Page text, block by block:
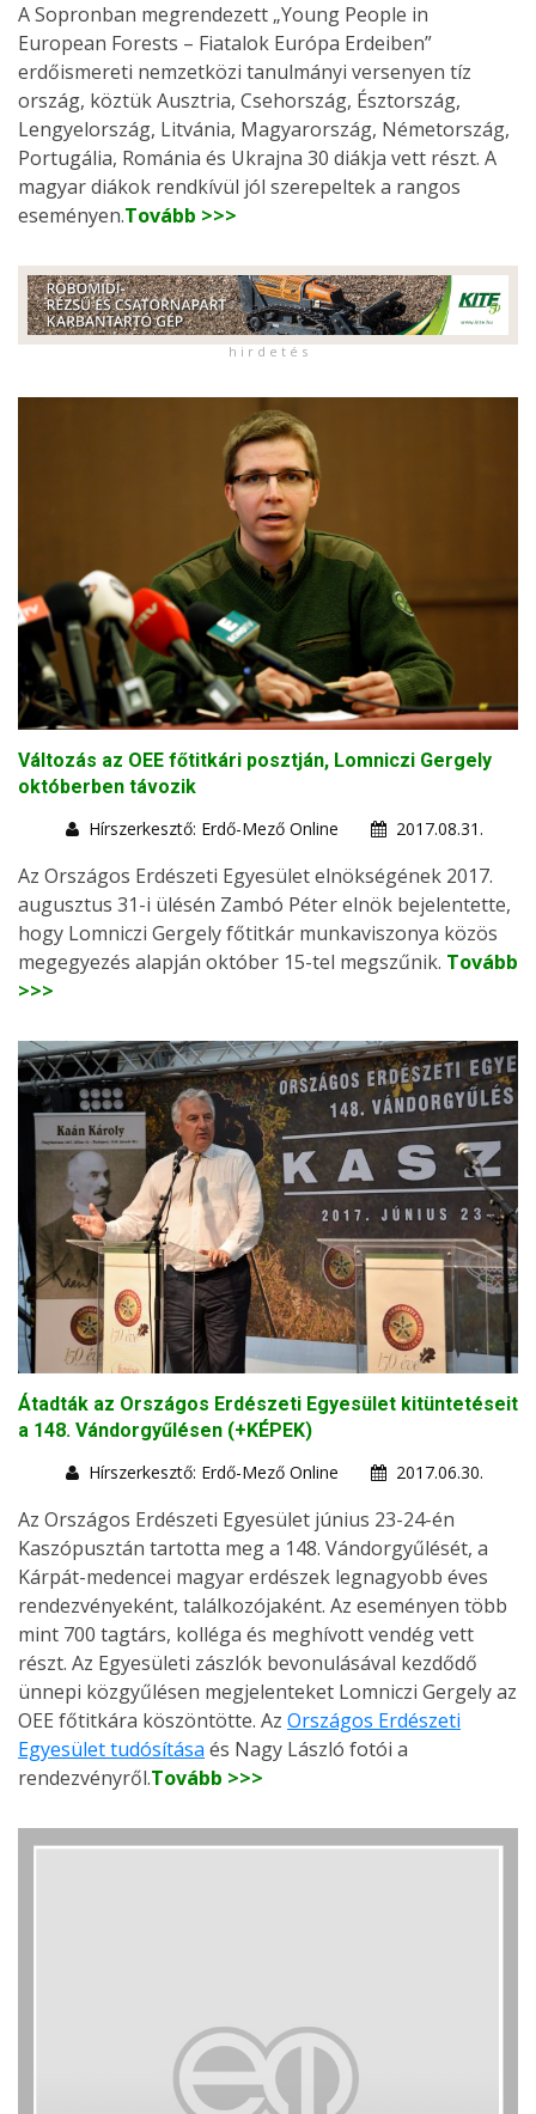
A Sopronban megrendezett „Young People in
European Forests – Fiatalok Európa Erdeiben”
erdőismereti nemzetközi tanulmányi versenyen tíz
ország, köztük Ausztria, Csehország, Észtország,
Lengyelország, Litvánia, Magyarország, Németország,
Portugália, Románia és Ukrajna 30 diákja vett részt. A
magyar diákok rendkívül jól szerepeltek a rangos
eseményen.Tovább >>>
h i r d e t é s
Változás az OEE főtitkári posztján, Lomniczi Gergely
októberben távozik
Hírszerkesztő: Erdő-Mező Online
2017.08.31.
Az Országos Erdészeti Egyesület elnökségének 2017.
augusztus 31-i ülésén Zambó Péter elnök bejelentette,
hogy Lomniczi Gergely főtitkár munkaviszonya közös
megegyezés alapján október 15-tel megszűnik. Tovább
>>>
Átadták az Országos Erdészeti Egyesület kitüntetéseit
a 148. Vándorgyűlésen (+KÉPEK)
Hírszerkesztő: Erdő-Mező Online
2017.06.30.
Az Országos Erdészeti Egyesület június 23-24-én
Kaszópusztán tartotta meg a 148. Vándorgyűlését, a
Kárpát-medencei magyar erdészek legnagyobb éves
rendezvényeként, találkozójaként. Az eseményen több
mint 700 tagtárs, kolléga és meghívott vendég vett
részt. Az Egyesületi zászlók bevonulásával kezdődő
ünnepi közgyűlésen megjelenteket Lomniczi Gergely az
OEE főtitkára köszöntötte. Az Országos Erdészeti
Egyesület tudósítása és Nagy László fotói a
rendezvényről.Tovább >>>